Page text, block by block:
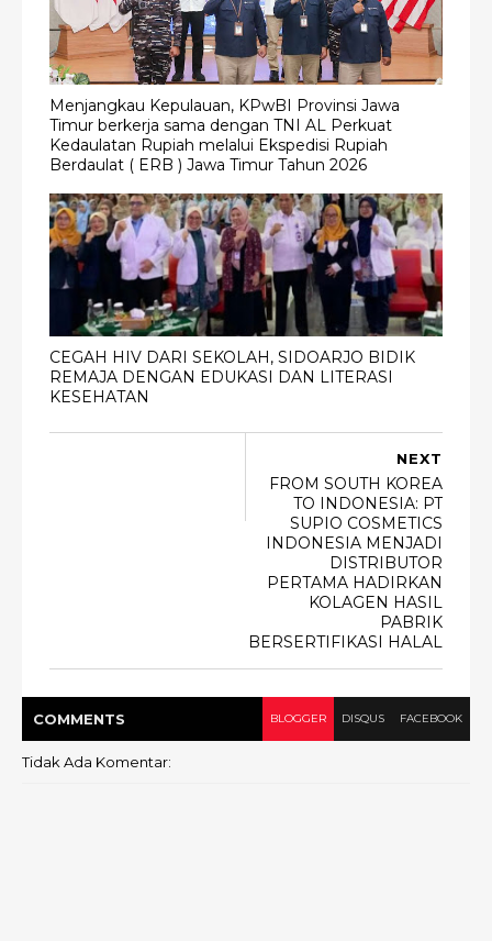
Menjangkau Kepulauan, KPwBI Provinsi Jawa
Timur berkerja sama dengan TNI AL Perkuat
Kedaulatan Rupiah melalui Ekspedisi Rupiah
Berdaulat ( ERB ) Jawa Timur Tahun 2026
CEGAH HIV DARI SEKOLAH, SIDOARJO BIDIK
REMAJA DENGAN EDUKASI DAN LITERASI
KESEHATAN
NEXT
FROM SOUTH KOREA
TO INDONESIA: PT
SUPIO COSMETICS
INDONESIA MENJADI
DISTRIBUTOR
PERTAMA HADIRKAN
KOLAGEN HASIL
PABRIK
BERSERTIFIKASI HALAL
COMMENTS BLOGGER DISQUS FACEBOOK
Tidak Ada Komentar: